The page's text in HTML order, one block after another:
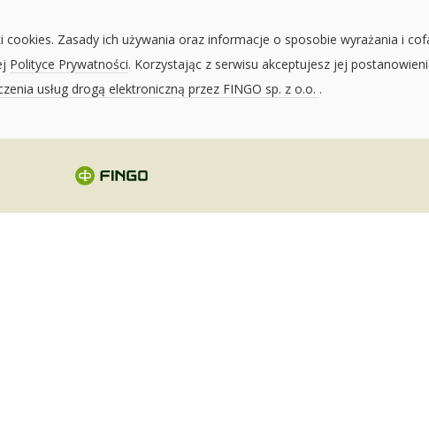
Zasady ich używania oraz informacje o sposobie wyrażania i
Polityce Prywatności. Korzystając z serwisu akceptujesz jej
usług drogą elektroniczną przez FINGO sp. z o.o. .